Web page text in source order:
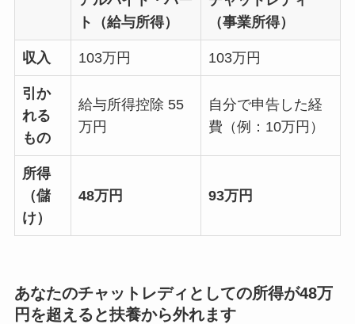
ト（給与所得）
（事業所得）
収入 103万円 103万円
引か
れる
もの
給与所得控除 55
万円
自分で申告した経
費（例：10万円）
所得
（儲
け）
48万円 93万円
あなたのチャットレディとしての所得が48万
円を超えると扶養から外れます